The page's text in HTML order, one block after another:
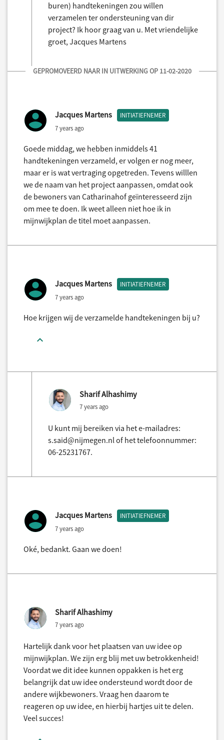
buren) handtekeningen zou willen
verzamelen ter ondersteuning van dir
project? Ik hoor graag van u. Met vriendelijke
groet, Jacques Martens
GEPROMOVEERD NAAR IN UITWERKING OP 11-02-2020
Jacques Martens INITIATIEFNEMER
7 years ago
Goede middag, we hebben inmiddels 41
handtekeningen verzameld, er volgen er nog meer,
maar er is wat vertraging opgetreden. Tevens willlen
we de naam van het project aanpassen, omdat ook
de bewoners van Catharinahof geïnteresseerd zijn
om mee te doen. Ik weet alleen niet hoe ik in
mijnwijkplan de titel moet aanpassen.
Jacques Martens INITIATIEFNEMER
7 years ago
Hoe krijgen wij de verzamelde handtekeningen bij u?
Sharif Alhashimy
7 years ago
U kunt mij bereiken via het e-mailadres:
s.said@nijmegen.nl of het telefoonnummer:
06-25231767.
Jacques Martens INITIATIEFNEMER
7 years ago
Oké, bedankt. Gaan we doen!
Sharif Alhashimy
7 years ago
Hartelijk dank voor het plaatsen van uw idee op
mijnwijkplan. We zijn erg blij met uw betrokkenheid!
Voordat we dit idee kunnen oppakken is het erg
belangrijk dat uw idee ondersteund wordt door de
andere wijkbewoners. Vraag hen daarom te
reageren op uw idee, en hierbij hartjes uit te delen.
Veel succes!